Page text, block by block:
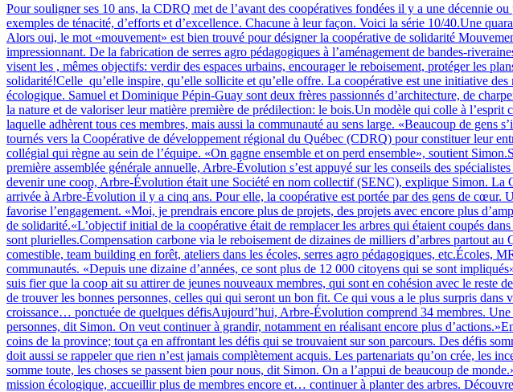
Pour souligner ses 10 ans, la CDRQ met de l’avant des coopératives fondées il y a une décennie
exemples de ténacité, d’efforts et d’excellence. Chacune à leur façon. Voici la série 10/40.Une
Alors oui, le mot «mouvement» est bien trouvé pour désigner la coopérative de solidarité
impressionnant. De la fabrication de serres agro pédagogiques à l’aménagement de bandes-
visent les , mêmes objectifs: verdir des espaces urbains, encourager le reboisement, protéger les
solidarité!Celle qu’elle inspire, qu’elle sollicite et qu’elle offre. La coopérative est une initiative
écologique. Samuel et Dominique Pépin-Guay sont deux frères passionnés d’architecture, de
la nature et de valoriser leur matière première de prédilection: le bois.Un modèle qui colle à
laquelle adhèrent tous ces membres, mais aussi la communauté au sens large. «Beaucoup de
tournés vers la Coopérative de développement régional du Québec (CDRQ) pour constituer leur
collégial qui règne au sein de l’équipe. «On gagne ensemble et on perd ensemble», soutient
première assemblée générale annuelle, Arbre-Évolution s’est appuyé sur les conseils des
devenir une coop, Arbre-Évolution était une Société en nom collectif (SENC), explique Simon.
arrivée à Arbre-Évolution il y a cinq ans. Pour elle, la coopérative est portée par des gens de cœur.
favorise l’engagement. «Moi, je prendrais encore plus de projets, des projets avec encore plus
de solidarité.«L’objectif initial de la coopérative était de remplacer les arbres qui étaient coupés
sont plurielles.Compensation carbone via le reboisement de dizaines de milliers d’arbres partout
comestible, team building en forêt, ateliers dans les écoles, serres agro pédagogiques,
communautés. «Depuis une dizaine d’années, ce sont plus de 12 000 citoyens qui se sont
suis fier que la coop ait su attirer de jeunes nouveaux membres, qui sont en cohésion avec le reste
de trouver les bonnes personnes, celles qui qui seront un bon fit. Ce qui vous a le plus surpris
croissance… ponctuée de quelques défisAujourd’hui, Arbre-Évolution comprend 34 membres.
personnes, dit Simon. On veut continuer à grandir, notamment en réalisant encore plus
coins de la province; tout ça en affrontant les défis qui se trouvaient sur son parcours. Des défis
doit aussi se rappeler que rien n’est jamais complètement acquis. Les partenariats qu’on crée,
somme toute, les choses se passent bien pour nous, dit Simon. On a l’appui de beaucoup de
mission écologique, accueillir plus de membres encore et… continuer à planter des arbres.